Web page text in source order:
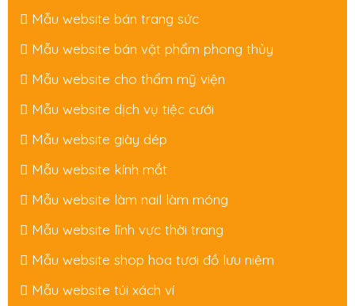
Mẫu website bán trang sức
Mẫu website bán vật phẩm phong thủy
Mẫu website cho thẩm mỹ viện
Mẫu website dịch vụ tiệc cưới
Mẫu website giày dép
Mẫu website kính mắt
Mẫu website làm nail làm móng
Mẫu website lĩnh vực thời trang
Mẫu website shop hoa tươi đồ lưu niệm
Mẫu website túi xách ví